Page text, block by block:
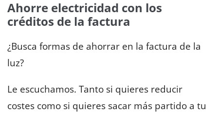
Ahorre electricidad con los
créditos de la factura
¿Busca formas de ahorrar en la factura de la
luz?
Le escuchamos. Tanto si quieres reducir
costes como si quieres sacar más partido a tu